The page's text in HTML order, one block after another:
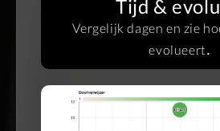
Tijd &
Vergelijk dagen en zie
evolueert.